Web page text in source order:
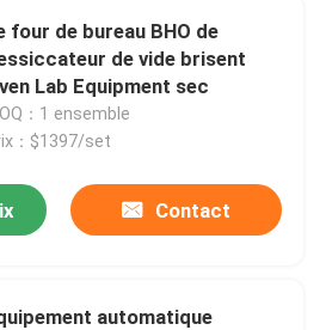
four de bureau BHO de
de vide brisent
Lab Equipment sec
：1 ensemble
：$1397/set
Contact
automatique